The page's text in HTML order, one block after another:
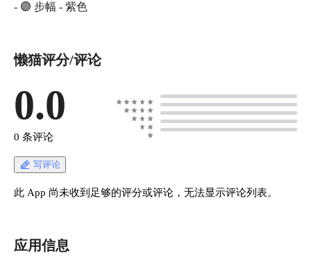
- 🟣 步幅 - 紫色
懒猫评分/评论
0.0
0 条评论
写评论
此 App 尚未收到足够的评分或评论，无法显示评论列表。
应用信息